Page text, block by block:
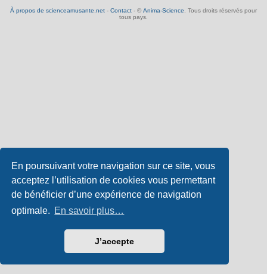
En poursuivant votre navigation sur ce site, vous
acceptez l’utilisation de cookies vous permettant
de bénéficier d’une expérience de navigation
optimale. En savoir plus…
J’accepte
À propos de scienceamusante.net - Contact - © Anima-Science. Tous droits réservés pour
tous pays.